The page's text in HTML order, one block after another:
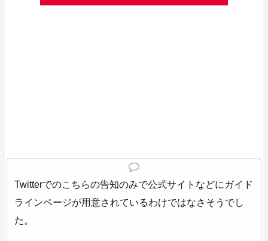
Twitterでのこちらの告知のみで公式サイトなどにガイド
ラインページが用意されているわけではなさそうでし
た。